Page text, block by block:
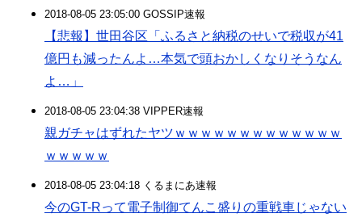
2018-08-05 23:05:00 GOSSIP速報
【悲報】世田谷区「ふるさと納税のせいで税収が41
億円も減ったんよ…本気で頭おかしくなりそうなん
よ…」
2018-08-05 23:04:38 VIPPER速報
親ガチャはずれたヤツｗｗｗｗｗｗｗｗｗｗｗｗｗ
ｗｗｗｗｗ
2018-08-05 23:04:18 くるまにあ速報
今のGT-Rって電子制御てんこ盛りの重戦車じゃない